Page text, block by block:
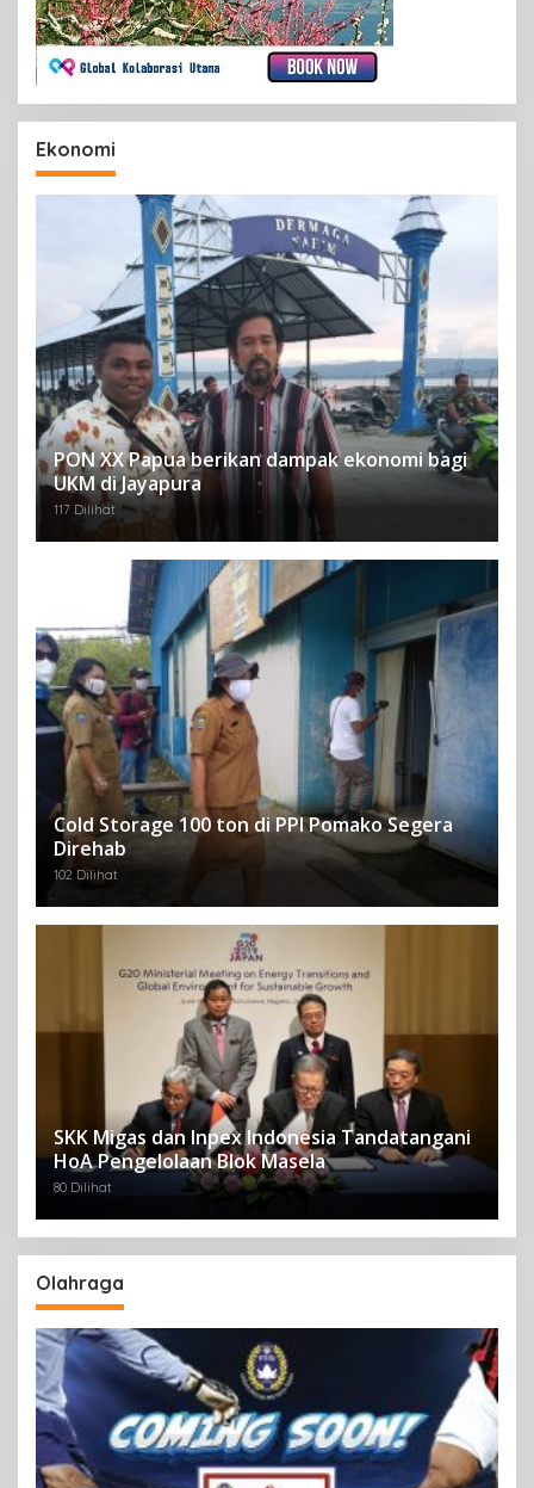
Ekonomi
PON XX Papua berikan dampak ekonomi bagi
UKM di Jayapura
117 Dilihat
Cold Storage 100 ton di PPI Pomako Segera
Direhab
102 Dilihat
SKK Migas dan Inpex Indonesia Tandatangani
HoA Pengelolaan Blok Masela
80 Dilihat
Olahraga